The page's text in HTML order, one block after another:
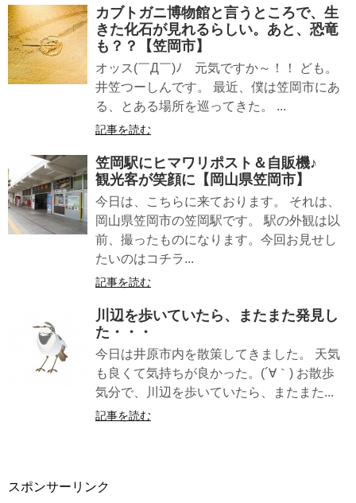
カブトガニ博物館と言うところで、生
きた化石が見れるらしい。あと、恐竜
も？？【笠岡市】
オッス(￣Д￣)ﾉ 元気ですか～！！ ども。
井笠つーしんです。 最近、僕は笠岡市にあ
る、とある場所を巡ってきた。 ...
記事を読む
笠岡駅にヒマワリポスト＆自販機♪
観光客が笑顔に【岡山県笠岡市】
今日は、こちらに来ております。 それは、
岡山県笠岡市の笠岡駅です。 駅の外観は以
前、撮ったものになります。今回お見せし
たいのはコチラ...
記事を読む
川辺を歩いていたら、またまた発見し
た・・・
今日は井原市内を散策してきました。 天気
も良くて気持ちが良かった。(´∀｀) お散歩
気分で、川辺を歩いていたら、またまた...
記事を読む
スポンサーリンク